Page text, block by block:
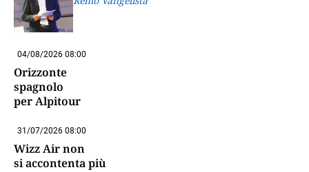
04/08/2026 08:00
Orizzonte
spagnolo
per Alpitour
31/07/2026 08:00
Wizz Air non
si accontenta più